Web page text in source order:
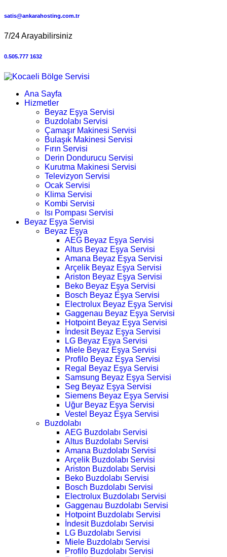
satis@ankarahosting.com.tr
7/24 Arayabilirsiniz
0.505.777 1632
Ana Sayfa
Hizmetler
Beyaz Eşya Servisi
Buzdolabı Servisi
Çamaşır Makinesi Servisi
Bulaşık Makinesi Servisi
Fırın Servisi
Derin Dondurucu Servisi
Kurutma Makinesi Servisi
Televizyon Servisi
Ocak Servisi
Klima Servisi
Kombi Servisi
Isı Pompası Servisi
Beyaz Eşya Servisi
Beyaz Eşya
AEG Beyaz Eşya Servisi
Altus Beyaz Eşya Servisi
Amana Beyaz Eşya Servisi
Arçelik Beyaz Eşya Servisi
Ariston Beyaz Eşya Servisi
Beko Beyaz Eşya Servisi
Bosch Beyaz Eşya Servisi
Electrolux Beyaz Eşya Servisi
Gaggenau Beyaz Eşya Servisi
Hotpoint Beyaz Eşya Servisi
İndesit Beyaz Eşya Servisi
LG Beyaz Eşya Servisi
Miele Beyaz Eşya Servisi
Profilo Beyaz Eşya Servisi
Regal Beyaz Eşya Servisi
Samsung Beyaz Eşya Servisi
Seg Beyaz Eşya Servisi
Siemens Beyaz Eşya Servisi
Uğur Beyaz Eşya Servisi
Vestel Beyaz Eşya Servisi
Buzdolabı
AEG Buzdolabı Servisi
Altus Buzdolabı Servisi
Amana Buzdolabı Servisi
Arçelik Buzdolabı Servisi
Ariston Buzdolabı Servisi
Beko Buzdolabı Servisi
Bosch Buzdolabı Servisi
Electrolux Buzdolabı Servisi
Gaggenau Buzdolabı Servisi
Hotpoint Buzdolabı Servisi
İndesit Buzdolabı Servisi
LG Buzdolabı Servisi
Miele Buzdolabı Servisi
Profilo Buzdolabı Servisi